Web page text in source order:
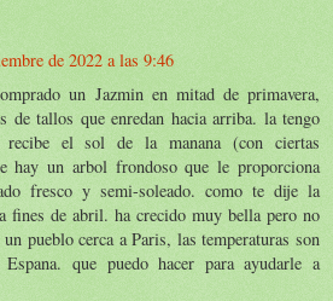
de 2022 a las 9:46
un Jazmin en mitad de primavera,
de tallos que enredan hacia arriba. la tengo
el sol de la manana (con ciertas
hay un arbol frondoso que le proporciona
fresco y semi-soleado. como te dije la
fines de abril. ha crecido muy bella pero no
pueblo cerca a Paris, las temperaturas son
que puedo hacer para ayudarle a